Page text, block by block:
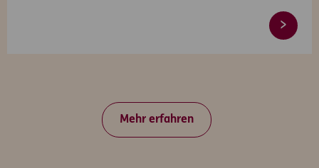
Mehr erfahren